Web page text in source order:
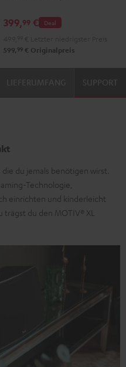
Deal
399,99 €
599, 99 € Originalpreis
SUPPORT
du jemals benötigen wirst.
Technologie,
einrichten und kinderleicht
du den MOTIV® XL